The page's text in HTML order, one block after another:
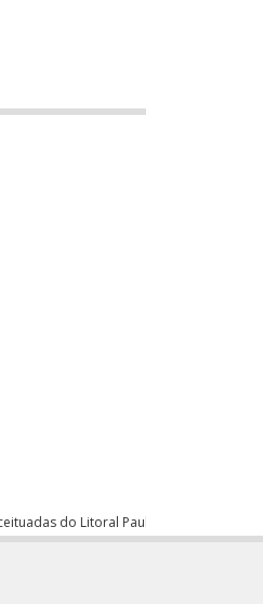
do Litoral Paulista anunciam